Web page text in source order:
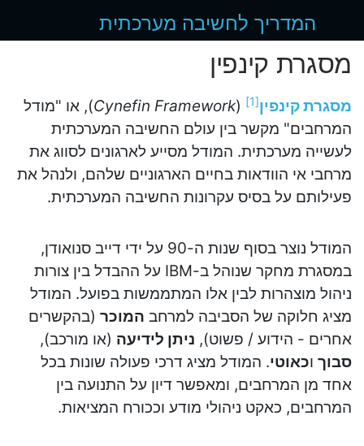
המדריך לחשיבה מערכתית
מסגרת קינפין
מסגרת קינפין[
1
]
(
Cynefin Framework), או "מודל
המרחבים" מקשר בין עולם החשיבה המערכתית
לעשייה מערכתית. המודל מסייע לארגונים לסווג את
מרחבי אי הוודאות בחיים הארגוניים שלהם, ולנהל את
פעילותם על בסיס עקרונות החשיבה המערכתית.
המודל נוצר בסוף שנות ה-90 על ידי דייב סנואודן,
במסגרת מחקר שנוהל ב-IBM על ההבדל בין צורות
ניהול מוצהרות לבין אלו המתממשות בפועל. המודל
מציג חלוקה של הסביבה למרחב המוכר (בהקשרים
אחרים - הידוע / פשוט), ניתן לידיעה (או מורכב),
סבוך וכאוטי. המודל מציג דרכי פעולה שונות בכל
אחד מן המרחבים, ומאפשר דיון על התנועה בין
המרחבים, כאקט ניהולי מודע וככורח המציאות.